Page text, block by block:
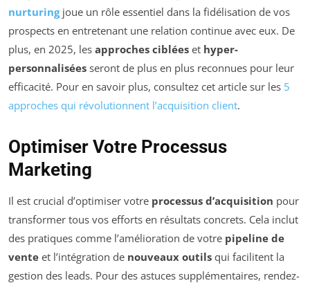
nurturingjoue un rôle essentiel dans la fidélisation de vos
prospects en entretenant une relation continue avec eux. De
plus, en 2025, les approches ciblées et hyper-
personnalisées seront de plus en plus reconnues pour leur
efficacité. Pour en savoir plus, consultez cet article sur les 5
approches qui révolutionnent l’acquisition client.
Optimiser Votre Processus
Marketing
Il est crucial d’optimiser votre processus d’acquisition pour
transformer tous vos efforts en résultats concrets. Cela inclut
des pratiques comme l’amélioration de votre pipeline de
vente et l’intégration de nouveaux outils qui facilitent la
gestion des leads. Pour des astuces supplémentaires, rendez-